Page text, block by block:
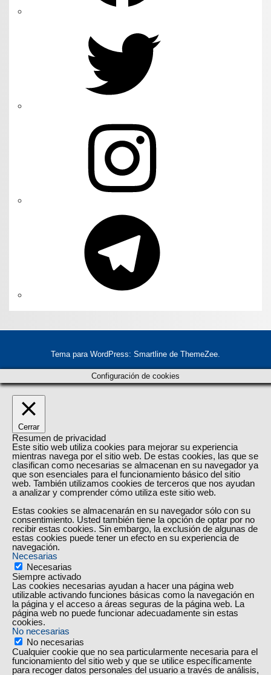
Tema para WordPress: Smartline de ThemeZee.
Configuración de cookies
Cerrar
Resumen de privacidad
Este sitio web utiliza cookies para mejorar su experiencia
mientras navega por el sitio web. De estas cookies, las que se
clasifican como necesarias se almacenan en su navegador ya
que son esenciales para el funcionamiento básico del sitio
web. También utilizamos cookies de terceros que nos ayudan
a analizar y comprender cómo utiliza este sitio web.
Estas cookies se almacenarán en su navegador sólo con su
consentimiento. Usted también tiene la opción de optar por no
recibir estas cookies. Sin embargo, la exclusión de algunas de
estas cookies puede tener un efecto en su experiencia de
navegación.
Necesarias
Necesarias
Siempre activado
Las cookies necesarias ayudan a hacer una página web
utilizable activando funciones básicas como la navegación en
la página y el acceso a áreas seguras de la página web. La
página web no puede funcionar adecuadamente sin estas
cookies.
No necesarias
No necesarias
Cualquier cookie que no sea particularmente necesaria para el
funcionamiento del sitio web y que se utilice específicamente
para recoger datos personales del usuario a través de análisis,